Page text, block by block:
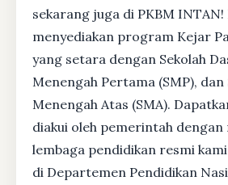
sekarang juga di PKBM INTAN!
menyediakan program Kejar
yang setara dengan Sekolah
Menengah Pertama (SMP), dan
Menengah Atas (SMA).
diakui oleh pemerintah
lembaga pendidikan resmi
di Departemen Pendidikan